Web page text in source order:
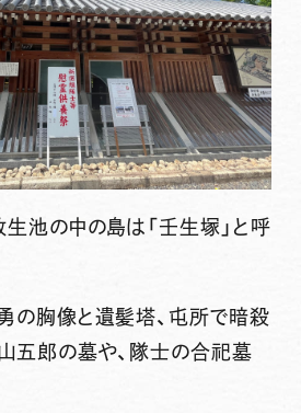
生池の中の島は「壬生塚 」と呼
の胸像と遺髪塔、屯所で暗殺
五郎の墓や、隊士の合祀墓